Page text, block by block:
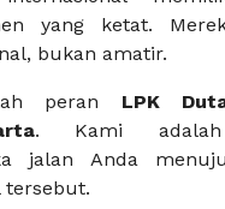
yang ketat.
bukan amatir.
peran LPK
. Kami adalah
jalan Anda
tersebut.